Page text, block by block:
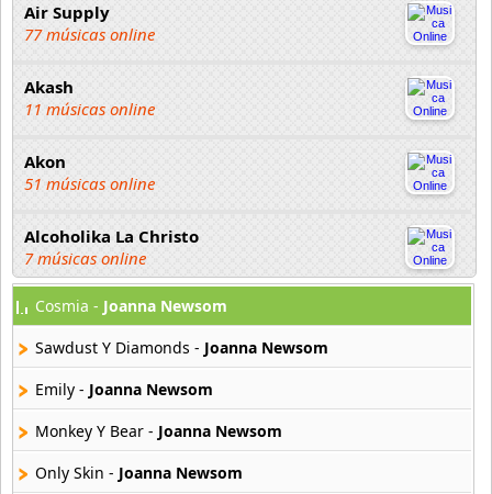
Air Supply
77 músicas online
Akash
11 músicas online
Akon
51 músicas online
Alcoholika La Christo
7 músicas online
Atajo
22 músicas online
Banane Metalik
26 músicas online
16 músicas online
Cosmia - Joanna Newsom
Sawdust Y Diamonds - Joanna Newsom
Emily - Joanna Newsom
Monkey Y Bear - Joanna Newsom
Only Skin - Joanna Newsom